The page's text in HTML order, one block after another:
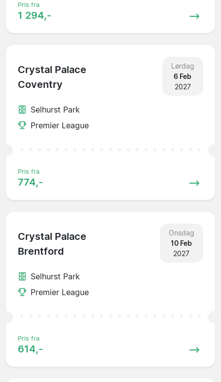
Pris fra
1 294,-
Crystal Palace
Coventry
Lørdag
6 Feb
2027
Selhurst Park
Premier League
Pris fra
774,-
Crystal Palace
Brentford
Onsdag
10 Feb
2027
Selhurst Park
Premier League
Pris fra
614,-